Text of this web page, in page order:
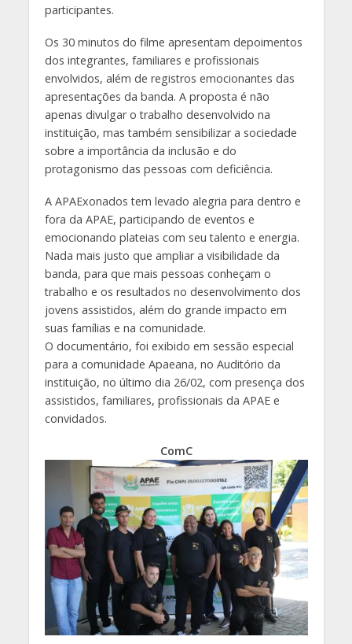
participantes.
Os 30 minutos do filme apresentam depoimentos
dos integrantes, familiares e profissionais
envolvidos, além de registros emocionantes das
apresentações da banda. A proposta é não
apenas divulgar o trabalho desenvolvido na
instituição, mas também sensibilizar a sociedade
sobre a importância da inclusão e do
protagonismo das pessoas com deficiência.
A APAExonados tem levado alegria para dentro e
fora da APAE, participando de eventos e
emocionando plateias com seu talento e energia.
Nada mais justo que ampliar a visibilidade da
banda, para que mais pessoas conheçam o
trabalho e os resultados no desenvolvimento dos
jovens assistidos, além do grande impacto em
suas famílias e na comunidade.
O documentário, foi exibido em sessão especial
para a comunidade Apaeana, no Auditório da
instituição, no último dia 26/02, com presença dos
assistidos, familiares, profissionais da APAE e
convidados.
ComC